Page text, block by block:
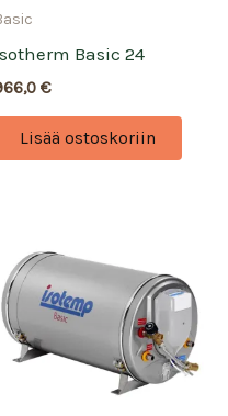
Basic 24
€
Lisää ostoskoriin